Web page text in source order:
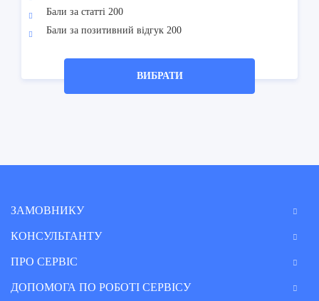
Бали за статті 200
Бали за позитивний відгук 200
ВИБРАТИ
ЗАМОВНИКУ
КОНСУЛЬТАНТУ
ПРО СЕРВІС
ДОПОМОГА ПО РОБОТІ СЕРВІСУ